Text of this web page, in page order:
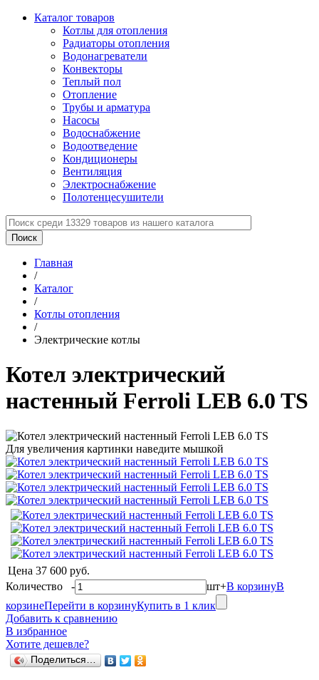
Каталог товаров
Котлы для отопления
Радиаторы отопления
Водонагреватели
Конвекторы
Теплый пол
Отопление
Трубы и арматура
Насосы
Водоснабжение
Водоотведение
Кондиционеры
Вентиляция
Электроснабжение
Полотенцесушители
Главная
/
Каталог
/
Котлы отопления
/
Электрические котлы
Котел электрический
настенный Ferroli LEB 6.0 TS
Для увеличения картинки наведите мышкой
Цена 37 600 руб.
Количество - шт+В корзинуВ
корзинеПерейти в корзинуКупить в 1 клик
Добавить к сравнению
В избранное
Хотите дешевле?
Поделиться…